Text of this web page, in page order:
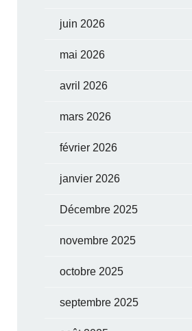
juin 2026
mai 2026
avril 2026
mars 2026
février 2026
janvier 2026
Décembre 2025
novembre 2025
octobre 2025
septembre 2025